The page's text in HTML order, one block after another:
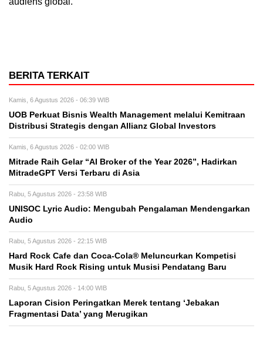
BERITA TERKAIT
Kamis, 6 Agustus 2026 - 06:39 WIB
UOB Perkuat Bisnis Wealth Management melalui Kemitraan
Distribusi Strategis dengan Allianz Global Investors
Kamis, 6 Agustus 2026 - 02:00 WIB
Mitrade Raih Gelar “AI Broker of the Year 2026”, Hadirkan
MitradeGPT Versi Terbaru di Asia
Rabu, 5 Agustus 2026 - 23:58 WIB
UNISOC Lyric Audio: Mengubah Pengalaman Mendengarkan
Audio
Rabu, 5 Agustus 2026 - 22:15 WIB
Hard Rock Cafe dan Coca-Cola® Meluncurkan Kompetisi
Musik Hard Rock Rising untuk Musisi Pendatang Baru
Rabu, 5 Agustus 2026 - 14:00 WIB
Laporan Cision Peringatkan Merek tentang ‘Jebakan
Fragmentasi Data’ yang Merugikan